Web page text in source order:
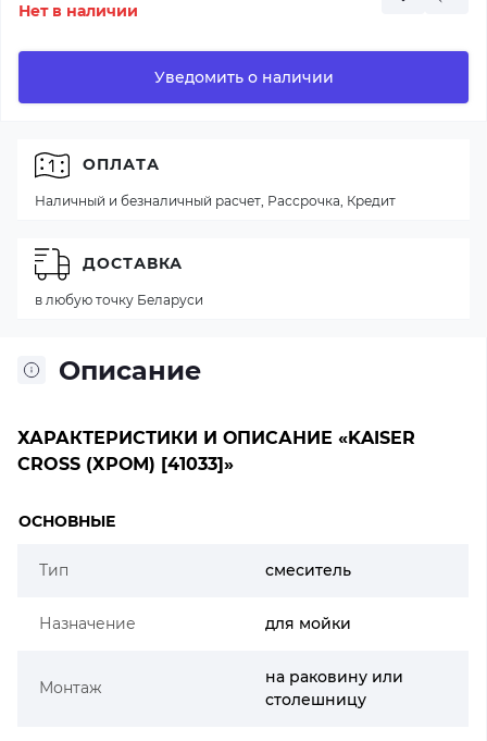
Нет в наличии
Уведомить о наличии
Описание
ХАРАКТЕРИСТИКИ И ОПИСАНИЕ «KAISER
CROSS (ХРОМ) [41033]»
ОСНОВНЫЕ
Тип смеситель
Назначение для мойки
Монтаж
на раковину или
столешницу
ОПЛАТА
Наличный и безналичный расчет, Рассрочка, Кредит
ДОСТАВКА
в любую точку Беларуси